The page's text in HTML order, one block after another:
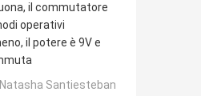
il commutatore
operativi
il potere è 9V e
Santiesteban